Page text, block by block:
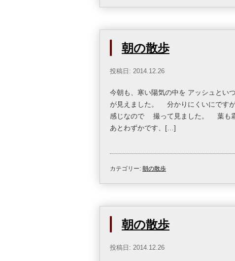
朝の散歩
投稿日: 2014.12.26
今朝も、寒い陽気の中を アッシュと
が見えました。 分かりにくいにです
感じなので 撮って見ました。 葉も
あとわずかです、[…]
カテゴリー: 朝の散歩
朝の散歩
投稿日: 2014.12.26